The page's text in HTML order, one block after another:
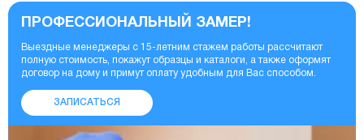
ПРОФЕССИОНАЛЬНЫЙ ЗАМЕР!
Выездные менеджеры с 15-летним стажем работы рассчитают
полную стоимость, покажут образцы и каталоги, а также оформят
договор на дому и примут оплату удобным для Вас способом.
ЗАПИСАТЬСЯ